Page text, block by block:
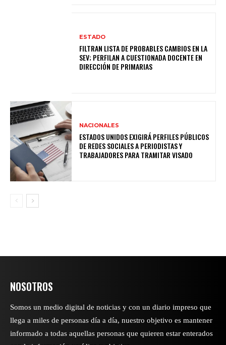
ESTADO
FILTRAN LISTA DE PROBABLES CAMBIOS EN LA
SEV; PERFILAN A CUESTIONADA DOCENTE EN
DIRECCIÓN DE PRIMARIAS
NACIONALES
ESTADOS UNIDOS EXIGIRÁ PERFILES PÚBLICOS
DE REDES SOCIALES A PERIODISTAS Y
TRABAJADORES PARA TRAMITAR VISADO
NOSOTROS
Somos un medio digital de noticias y con un diario impreso que
llega a miles de personas día a día, nuestro objetivo es mantener
informado a todas aquellas personas que quieren estar enterados